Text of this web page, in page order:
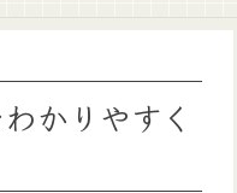
かりやすく